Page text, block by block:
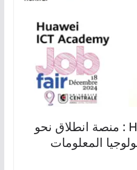
Huawei Job Fair 2024 : منصة انطلاق نحو
المعلومات